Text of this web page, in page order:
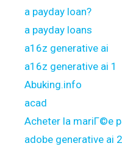
a payday loan?
a payday loans
a16z generative ai
a16z generative ai 1
Abuking.info
acad
Acheter la mariГ©e
adobe generative ai 2